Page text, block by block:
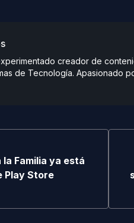
creador de
de Tecnología. Apasionado
Familia ya está
Play Store